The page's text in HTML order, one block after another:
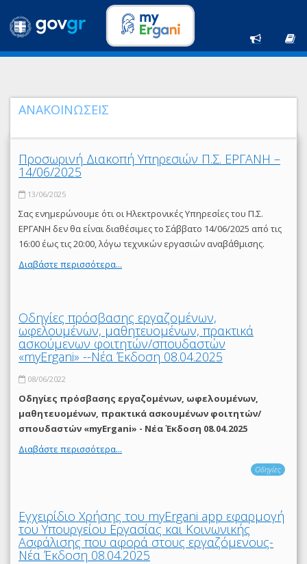
ΑΝΑΚΟΙΝΩΣΕΙΣ
Προσωρινή Διακοπή Υπηρεσιών Π.Σ. ΕΡΓΑΝΗ –
14/06/2025
13/06/2025
Σας ενημερώνουμε ότι οι Ηλεκτρονικές Υπηρεσίες του Π.Σ.
ΕΡΓΑΝΗ δεν θα είναι διαθέσιμες το Σάββατο 14/06/2025 από τις
16:00 έως τις 20:00, λόγω τεχνικών εργασιών αναβάθμισης.
Διαβάστε περισσότερα...
Οδηγίες πρόσβασης εργαζομένων,
ωφελουμένων, μαθητευομένων, πρακτικά
ασκούμενων φοιτητών/σπουδαστών
«myErgani» --Νέα Έκδοση 08.04.2025
08/06/2022
Οδηγίες πρόσβασης εργαζομένων, ωφελουμένων,
μαθητευομένων, πρακτικά ασκουμένων φοιτητών/
σπουδαστών «myErgani» - Νέα Έκδοση 08.04.2025
Διαβάστε περισσότερα...
Οδηγίες
Εγχειρίδιο Χρήσης του myΕrgani app εφαρμογή
του Υπουργείου Εργασίας και Κοινωνικής
Ασφάλισης που αφορά στους εργαζόμενους-
Νέα Έκδοση 08.04.2025